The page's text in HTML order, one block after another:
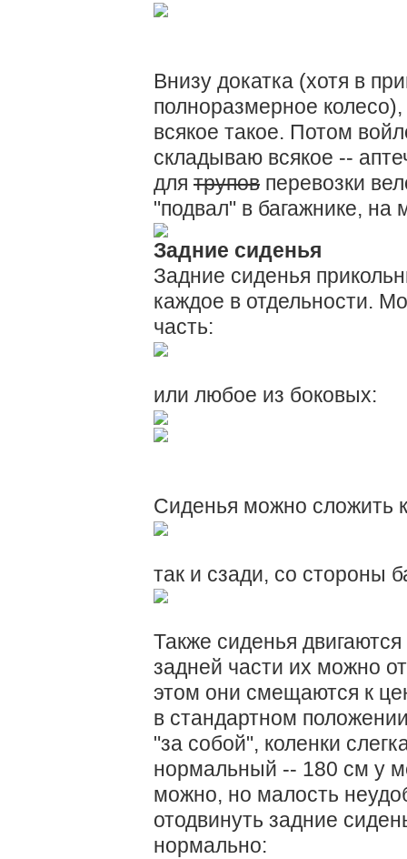
Внизу докатка (хотя в
полноразмерное
всякое такое. Потом
складываю всякое --
для трупов перевозки
"подвал" в багажнике, на
Задние сиденья
Задние сиденья
каждое в отдельности.
часть:
или любое из боковых:
Сиденья можно сложить
так и сзади, со стороны
Также сиденья
задней части их можно
этом они смещаются к
в стандартном
"за собой", коленки
нормальный -- 180 см у
можно, но малость
отодвинуть задние
нормально: